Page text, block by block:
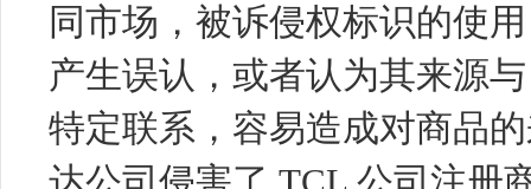
同市场，被诉侵权标识的使
产生误认，或者认为其来源
特定联系，容易造成对商品